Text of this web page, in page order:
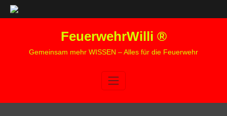
FeuerwehrWilli ®
Gemeinsam mehr WISSEN – Alles für die Feuerwehr